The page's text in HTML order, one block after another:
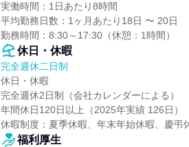
実働時間：1日あたり8時間
平均勤務日数：1ヶ月あたり18日 〜 20日
勤務時間：8:30～17:30（休憩：1時間）
休日・休暇
完全週休二日制
休日・休暇
完全週休2日制（会社カレンダーによる）
年間休日120日以上（2025年実績 126日）
休暇制度：夏季休暇、年末年始休暇、慶弔
福利厚生